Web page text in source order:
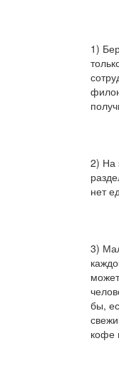
1)
2) На
нет
3)
бы,
кофе